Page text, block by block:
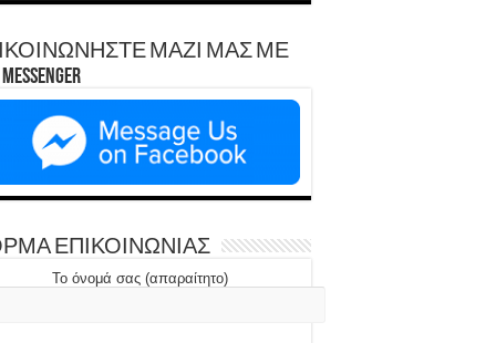
ΜΑΖΙ ΜΑΣ ΜΕ
ΕΠΙΚΟΙΝΩΝΙΑΣ
Το όνομά σας (απαραίτητο)